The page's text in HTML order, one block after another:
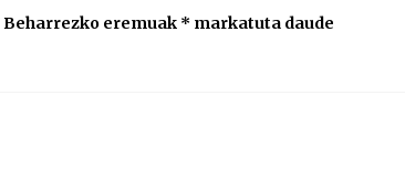
Beharrezko eremuak * markatuta daude